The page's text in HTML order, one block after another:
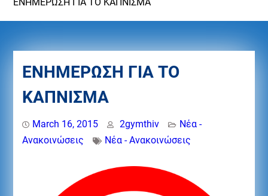
ΕΝΗΜΕΡΩΣΗ ΓΙΑ ΤΟ
ΚΑΠΝΙΣΜΑ
March 16, 2015 2gymthiv
Νέα -
Ανακοινώσεις
Νέα - Ανακοινώσεις